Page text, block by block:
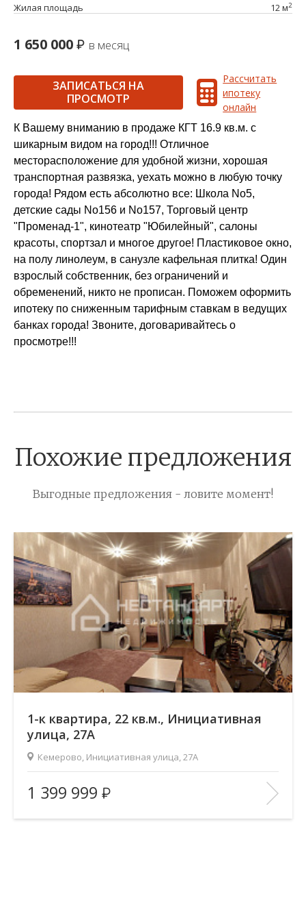
Жилая площадь
12 м2
1 650 000 в месяц
ЗАПИСАТЬСЯ НА
ПРОСМОТР
Рассчитать
ипотеку
онлайн
К Вашему вниманию в продаже КГТ 16.9 кв.м. с
шикарным видом на город!!! Отличное
месторасположение для удобной жизни, хорошая
транспортная развязка, уехать можно в любую точку
города! Рядом есть абсолютно все: Школа No5,
детские сады No156 и No157, Торговый центр
"Променад-1", кинотеатр "Юбилейный", салоны
красоты, спортзал и многое другое! Пластиковое окно,
на полу линолеум, в санузле кафельная плитка! Один
взрослый собственник, без ограничений и
обременений, никто не прописан. Поможем оформить
ипотеку по сниженным тарифным ставкам в ведущих
банках города! Звоните, договаривайтесь о
просмотре!!!
Похожие предложения
Выгодные предложения - ловите момент!
1-к квартира, 22 кв.м., Инициативная
улица, 27А
Кемерово, Инициативная улица, 27А
Площадь (общ/жил/кух), м2:
22.8/18/—
Количество комнат:
1
Этаж:
3/5
1 399 999